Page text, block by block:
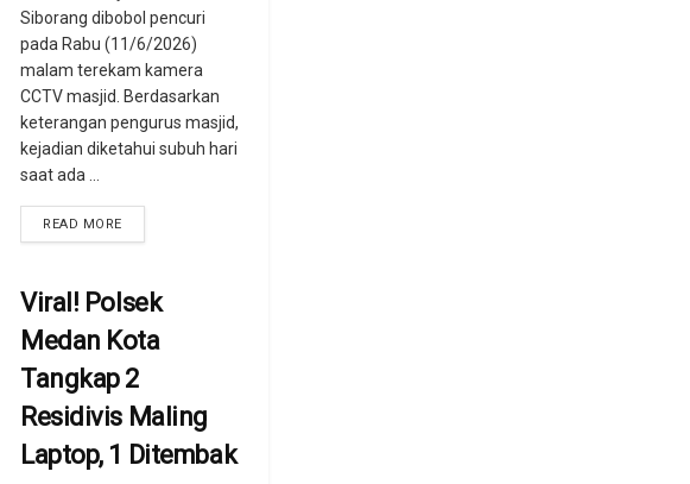
Siborang dibobol pencuri
pada Rabu (11/6/2026)
malam terekam kamera
CCTV masjid. Berdasarkan
keterangan pengurus masjid,
kejadian diketahui subuh hari
saat ada ...
READ MORE
Viral! Polsek
Medan Kota
Tangkap 2
Residivis Maling
Laptop, 1 Ditembak